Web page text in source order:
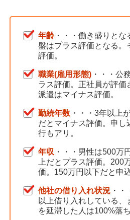
年齢 ・・・働き盛りと
盤はプラス評価となる。
評価。
職業(雇用形態) ・・・公
ラス評価。正社員が評価
派遣はマイナス評価。
勤続年数 ・・・3年以上
だとマイナス評価。申し
行もアリ。
年収 ・・・男性は500万
上だとプラス評価。200
価。150万円以下だと申
他社の借り入れ状況 ・
以上借り入れしている、
を延滞した人は100%落ち